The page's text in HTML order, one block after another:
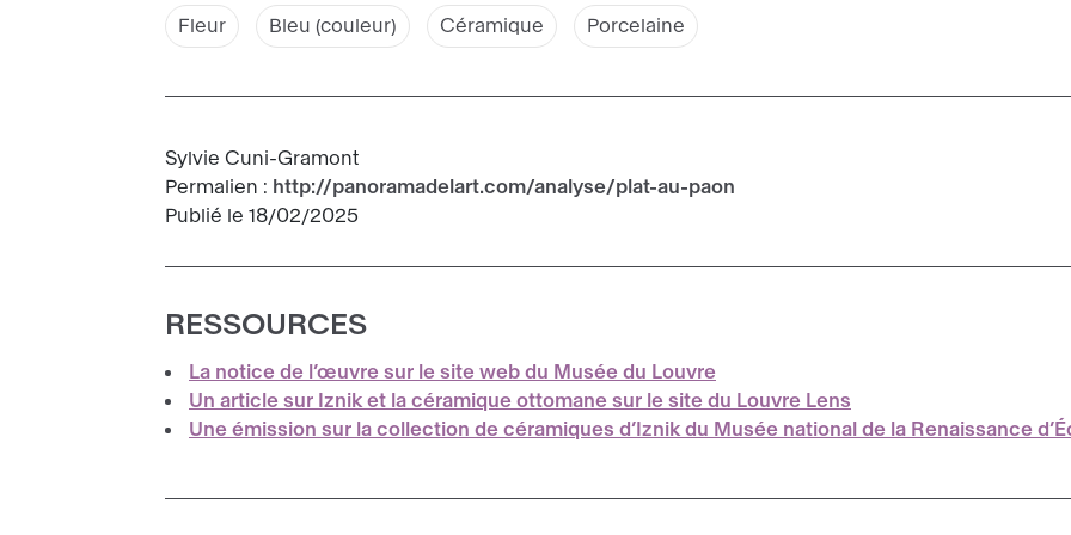
Fleur Bleu (couleur) Céramique Porcelaine
Sylvie Cuni-Gramont
Permalien : http://panoramadelart.com/analyse/plat-au-paon
Publié le 18/02/2025
RESSOURCES
La notice de l’œuvre sur le site web du Musée du Louvre
Un article sur Iznik et la céramique ottomane sur le site du Louvre Lens
Une émission sur la collection de céramiques d’Iznik du Musée national de la Renaissance